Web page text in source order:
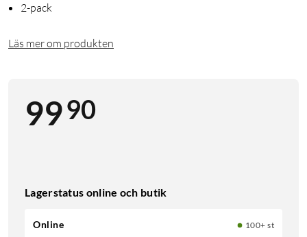
2-pack
Läs mer om produkten
9990
Lagerstatus online och butik
Online
100+ st